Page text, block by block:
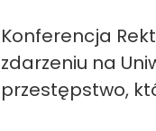
Konferencja
zdarzeniu na
przestępstwo,